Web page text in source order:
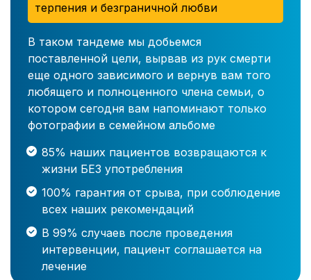
терпения и безграничной любви
В таком тандеме мы добьемся
поставленной цели, вырвав из рук смерти
еще одного зависимого и вернув вам того
любящего и полноценного члена семьи, о
котором сегодня вам напоминают только
фотографии в семейном альбоме
85% наших пациентов возвращаются к
жизни БЕЗ употребления
100% гарантия от срыва, при соблюдение
всех наших рекомендаций
В 99% случаев после проведения
интервенции, пациент соглашается на
лечение